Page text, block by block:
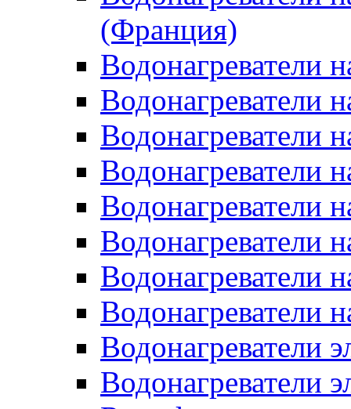
(Франция)
Водонагреватели
Водонагреватели
Водонагреватели
Водонагреватели
Водонагреватели
Водонагреватели
Водонагреватели
Водонагреватели
Водонагреватели
Водонагреватели